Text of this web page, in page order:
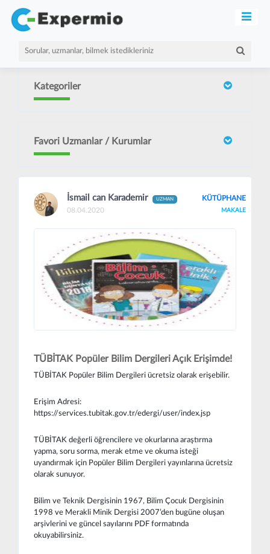
Kategoriler
Favori Uzmanlar / Kurumlar
İsmail can Karademir UZMAN
08.04.2020
KÜTÜPHANE
MAKALE
TÜBİTAK Popüler Bilim Dergileri Açık Erişimde!
TÜBİTAK Popüler Bilim Dergileri ücretsiz olarak erişebilir.
Erişim Adresi:
https://services.tubitak.gov.tr/edergi/user/index.jsp
TÜBİTAK değerli öğrencilere ve okurlarına araştırma
yapma, soru sorma, merak etme ve okuma isteği
uyandırmak için Popüler Bilim Dergileri yayınlarına ücretsiz
olarak sunuyor.
Bilim ve Teknik Dergisinin 1967, Bilim Çocuk Dergisinin
1998 ve Merakli Minik Dergisi 2007’den bugüne oluşan
arşivlerini ve güncel sayılarını PDF formatında
okuyabilirsiniz.